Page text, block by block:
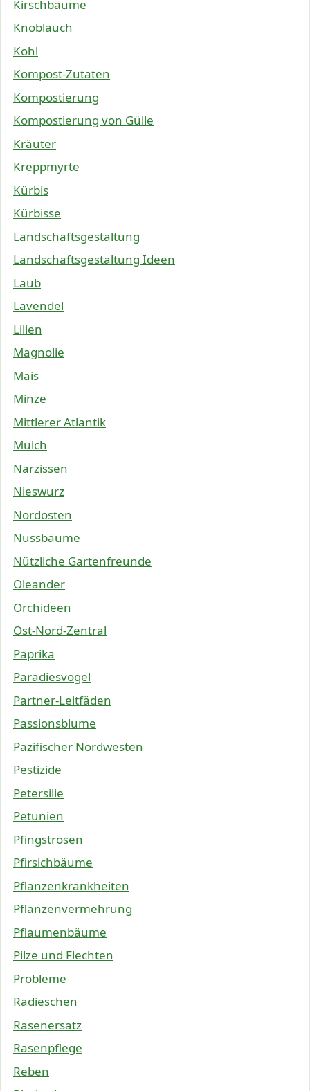
Kirschbäume
Knoblauch
Kohl
Kompost-Zutaten
Kompostierung
Kompostierung von Gülle
Kräuter
Kreppmyrte
Kürbis
Kürbisse
Landschaftsgestaltung
Landschaftsgestaltung Ideen
Laub
Lavendel
Lilien
Magnolie
Mais
Minze
Mittlerer Atlantik
Mulch
Narzissen
Nieswurz
Nordosten
Nussbäume
Nützliche Gartenfreunde
Oleander
Orchideen
Ost-Nord-Zentral
Paprika
Paradiesvogel
Partner-Leitfäden
Passionsblume
Pazifischer Nordwesten
Pestizide
Petersilie
Petunien
Pfingstrosen
Pfirsichbäume
Pflanzenkrankheiten
Pflanzenvermehrung
Pflaumenbäume
Pilze und Flechten
Probleme
Radieschen
Rasenersatz
Rasenpflege
Reben